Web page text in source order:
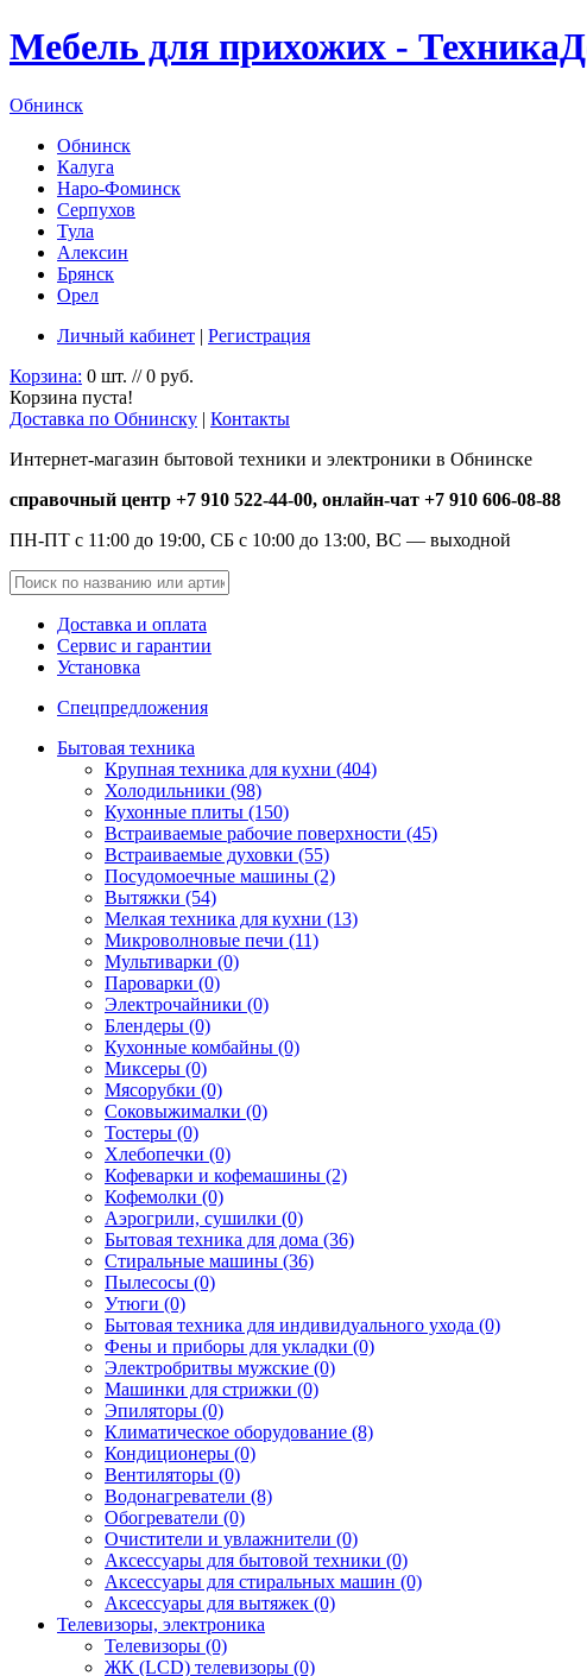
Мебель для прихожих -
Обнинск
Обнинск
Калуга
Наро-Фоминск
Серпухов
Тула
Алексин
Брянск
Орел
Личный кабинет | Регистрация
Корзина: 0 шт. // 0 руб.
Корзина пуста!
Доставка по Обнинску | Контакты
Интернет-магазин бытовой техники и электроники в Обнинске
справочный центр +7 910 522-44-00, онлайн-чат +7 910 606-08-88
ПН-ПТ с 11:00 до 19:00, СБ с 10:00 до 13:00, ВС — выходной
Доставка и оплата
Сервис и гарантии
Установка
Спецпредложения
Бытовая техника
Крупная техника для кухни (404)
Холодильники (98)
Кухонные плиты (150)
Встраиваемые рабочие поверхности (45)
Встраиваемые духовки (55)
Посудомоечные машины (2)
Вытяжки (54)
Мелкая техника для кухни (13)
Микроволновые печи (11)
Мультиварки (0)
Пароварки (0)
Электрочайники (0)
Блендеры (0)
Кухонные комбайны (0)
Миксеры (0)
Мясорубки (0)
Соковыжималки (0)
Тостеры (0)
Хлебопечки (0)
Кофеварки и кофемашины (2)
Кофемолки (0)
Аэрогрили, сушилки (0)
Бытовая техника для дома (36)
Стиральные машины (36)
Пылесосы (0)
Утюги (0)
Бытовая техника для индивидуального ухода (0)
Фены и приборы для укладки (0)
Электробритвы мужские (0)
Машинки для стрижки (0)
Эпиляторы (0)
Климатическое оборудование (8)
Кондиционеры (0)
Вентиляторы (0)
Водонагреватели (8)
Обогреватели (0)
Очистители и увлажнители (0)
Аксессуары для бытовой техники (0)
Аксессуары для стиральных машин (0)
Аксессуары для вытяжек (0)
Телевизоры, электроника
Телевизоры (0)
ЖК (LCD) телевизоры (0)